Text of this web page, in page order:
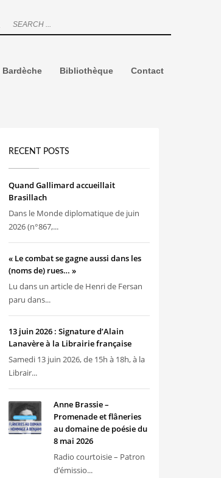
Bardèche Bibliothèque Contact
RECENT POSTS
Quand Gallimard accueillait
Brasillach
Dans le Monde diplomatique de juin
2026 (n°867,...
« Le combat se gagne aussi dans les
(noms de) rues… »
Lu dans un article de Henri de Fersan
paru dans...
13 juin 2026 : Signature d’Alain
Lanavère à la Librairie française
Samedi 13 juin 2026, de 15h à 18h, à la
Librair...
Anne Brassie –
Promenade et flâneries
au domaine de poésie du
8 mai 2026
Radio courtoisie – Patron
d’émissio...